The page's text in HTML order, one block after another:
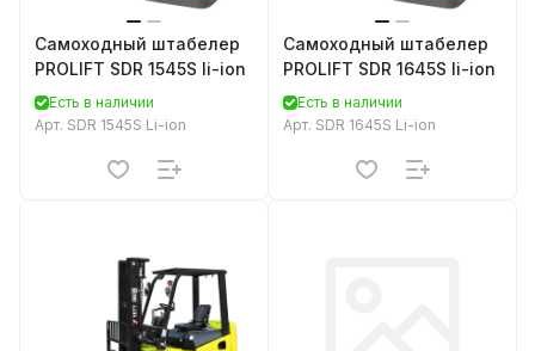
Самоходный штабелер
PROLIFT SDR 1545S li-ion
Есть в наличии
Арт. SDR 1545S Li-ion
Самоходный штабелер
PROLIFT SDR 1645S li-ion
Есть в наличии
Арт. SDR 1645S Li-ion